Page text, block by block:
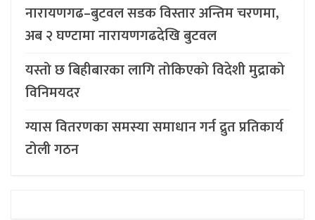
नारायणगढ–बुटवल सडक विस्तार अन्तिम चरणमा,
अब २ घण्टामा नारायणगढदेखि बुटवल
यस्तो छ बिहीबारका लागि तोकिएको विदेशी मुद्राको
विनिमयदर
ग्यास वितरणका समस्या समाधान गर्न द्रुत प्रतिकार्य
टोली गठन